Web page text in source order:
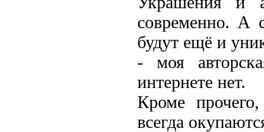
современно. А
будут ещё и
- моя
интернете нет.
Кроме
всегда